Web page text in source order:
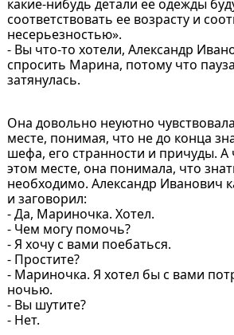
какие-нибудь детали ее одежды
соответствовать ее возрасту и
несерьезностью».
- Вы что-то хотели, Александр
спросить Марина, потому что
затянулась.
Она довольно неуютно
месте, понимая, что не до конца
шефа, его странности и причуды. А
этом месте, она понимала, что
необходимо. Александр Иванович
и заговорил:
- Да, Мариночка. Хотел.
- Чем могу помочь?
- Я хочу с вами поебаться.
- Простите?
- Мариночка. Я хотел бы с вами
ночью.
- Вы шутите?
- Нет.